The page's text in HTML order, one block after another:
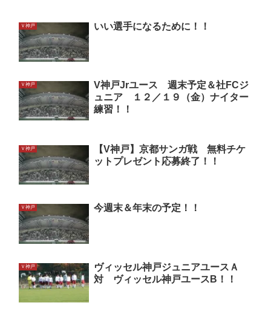
Ｖ神戸 いい選手になるために！！
Ｖ神戸
V神戸Jrユース 週末予定＆社FCジ
ュニア １２／１９（金）ナイター
練習！！
Ｖ神戸
【V神戸】京都サンガ戦 無料チケ
ットプレゼント応募終了！！
Ｖ神戸 今週末＆年末の予定！！
Ｖ神戸
ヴィッセル神戸ジュニアユースＡ
対 ヴィッセル神戸ユースB！！